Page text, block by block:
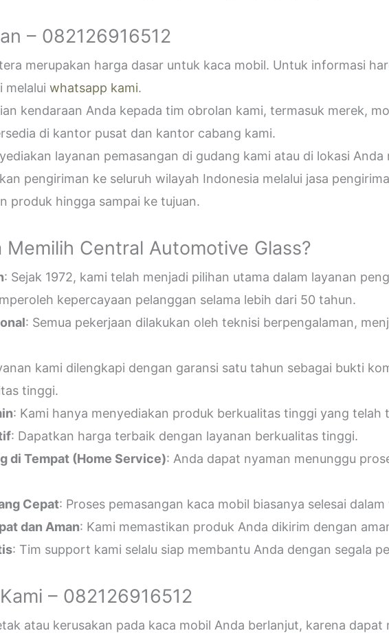
– 082126916512
merupakan harga dasar untuk kaca mobil. Untuk informasi
melalui whatsapp kami.
kendaraan Anda kepada tim obrolan kami, termasuk merek,
di kantor pusat dan kantor cabang kami.
layanan pemasangan di gudang kami atau di lokasi
pengiriman ke seluruh wilayah Indonesia melalui jasa
produk hingga sampai ke tujuan.
Memilih Central Automotive Glass?
: Sejak 1972, kami telah menjadi pilihan utama dalam layanan
kepercayaan pelanggan selama lebih dari 50 tahun.
: Semua pekerjaan dilakukan oleh teknisi berpengalaman,
kami dilengkapi dengan garansi satu tahun sebagai bukti
tinggi.
: Kami hanya menyediakan produk berkualitas tinggi yang telah
: Dapatkan harga terbaik dengan layanan berkualitas tinggi.
di Tempat (Home Service): Anda dapat nyaman menunggu
Cepat: Proses pemasangan kaca mobil biasanya selesai
dan Aman: Kami memastikan produk Anda dikirim dengan
: Tim support kami selalu siap membantu Anda dengan segala
– 082126916512
atau kerusakan pada kaca mobil Anda berlanjut, karena